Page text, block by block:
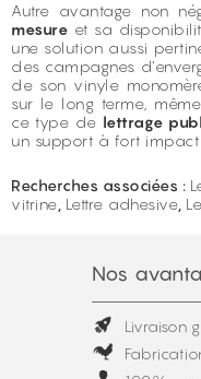
Autre avantage non
mesure et sa
une solution aussi
des campagnes
de son vinyle
sur le long terme,
ce type de lettrage
un support à fort
Recherches associées :
vitrine Lettre adhesive
Nos
Livraison